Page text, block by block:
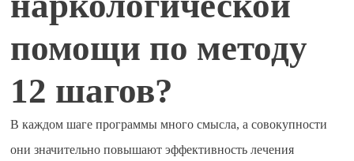
помощи по методу
12 шагов?
В каждом шаге программы много смысла, а совокупности
они значительно повышают эффективность лечения